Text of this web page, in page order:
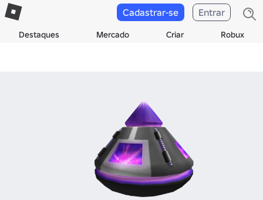
Destaques Mercado Criar Robux
Cadastrar-se Entrar